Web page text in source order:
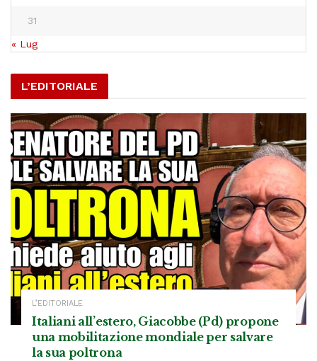
31
« Lug
L’EDITORIALE
L’EDITORIALE
Italiani all’estero, Giacobbe (Pd) propone
una mobilitazione mondiale per salvare
la sua poltrona